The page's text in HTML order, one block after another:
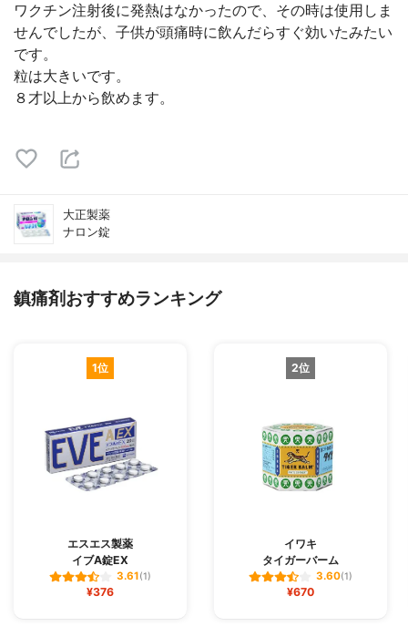
ワクチン注射後に発熱はなかったので、その時は使用しま
せんでしたが、子供が頭痛時に飲んだらすぐ効いたみたい
です。
粒は大きいです。
８才以上から飲めます。
大正製薬
ナロン錠
鎮痛剤おすすめランキング
1位
エスエス製薬
イブA錠EX
3.61(1)
¥376
2位
イワキ
タイガーバーム
3.60(1)
¥670